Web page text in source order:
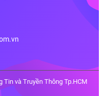
Tin và Truyền Thông Tp.HCM